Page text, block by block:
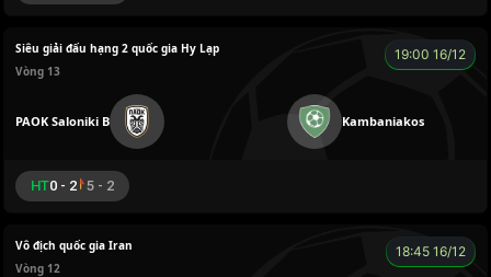
Siêu giải đấu hạng 2 quốc gia Hy Lạp
Vòng 13
19:00 16/12
PAOK Saloniki B Kambaniakos
HT0 - 2 5 - 2
Vô địch quốc gia Iran
Vòng 12
18:45 16/12